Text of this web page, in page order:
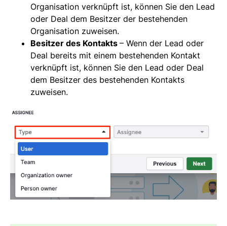
Organisation verknüpft ist, können Sie den Lead
oder Deal dem Besitzer der bestehenden
Organisation zuweisen.
Besitzer des Kontakts – Wenn der Lead oder
Deal bereits mit einem bestehenden Kontakt
verknüpft ist, können Sie den Lead oder Deal
dem Besitzer des bestehenden Kontakts
zuweisen.